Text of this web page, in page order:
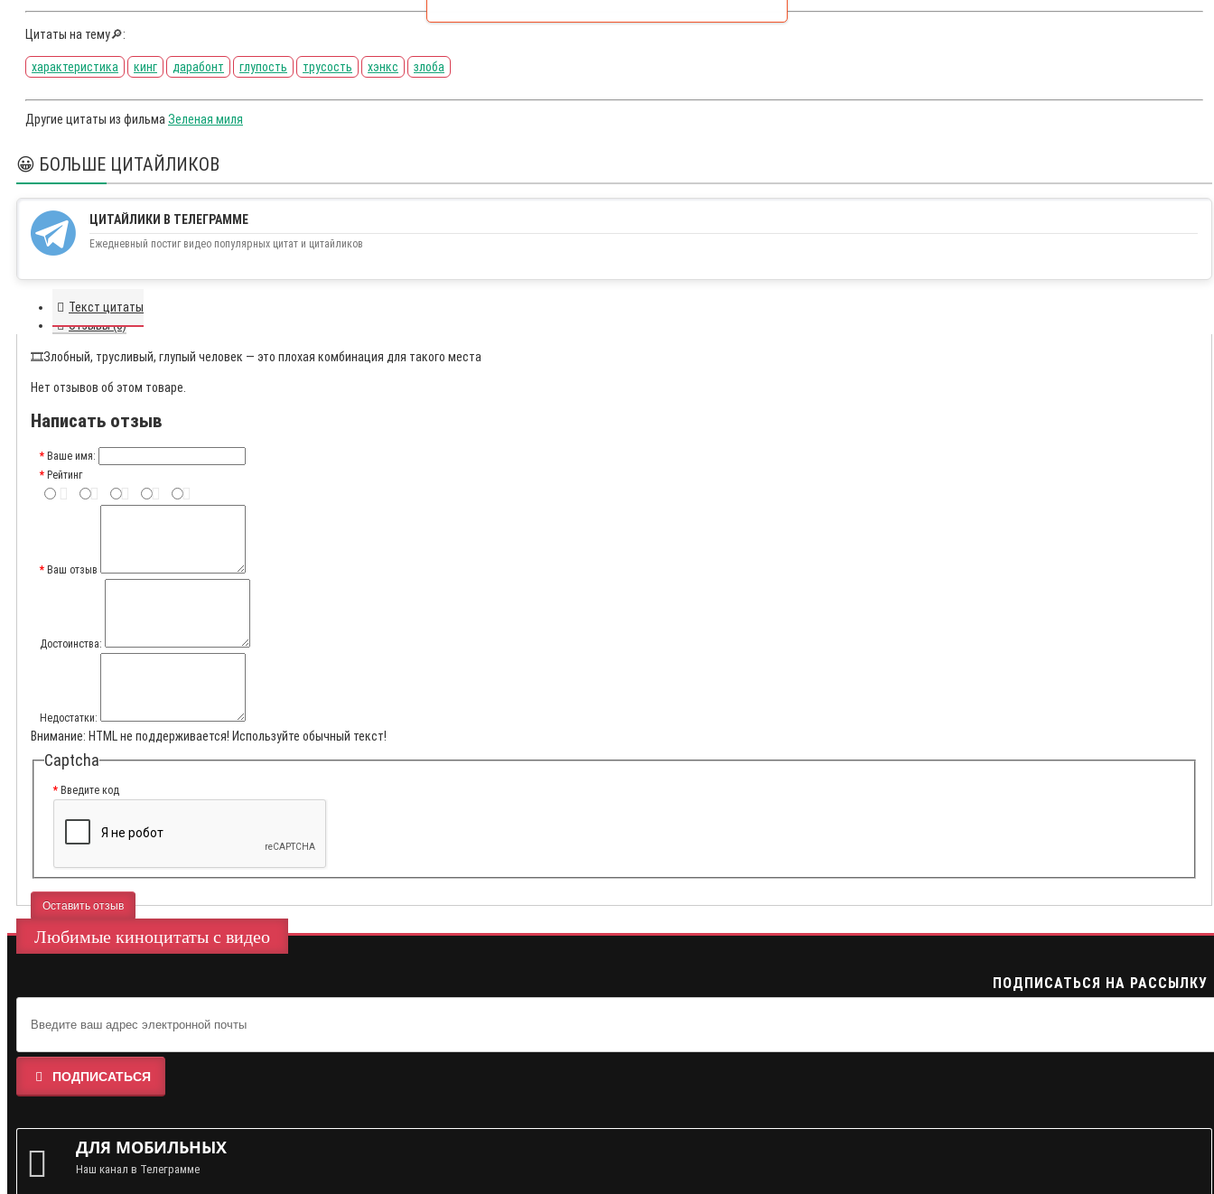
Цитаты на тему🔎:
характеристика кинг дарабонт глупость трусость хэнкс злоба
Другие цитаты из фильма Зеленая миля
😀 БОЛЬШЕ ЦИТАЙЛИКОВ
ЦИТАЙЛИКИ В ТЕЛЕГРАММЕ
Ежедневный постиг видео популярных цитат и цитайликов
Текст цитаты
Отзывы (0)
🎞️Злобный, трусливый, глупый человек — это плохая комбинация для такого места
Нет отзывов об этом товаре.
Написать отзыв
Ваше имя:
Рейтинг
Ваш отзыв
Достоинства:
Недостатки:
Внимание: HTML не поддерживается! Используйте обычный текст!
Captcha
Введите код
Оставить отзыв
Любимые киноцитаты с видео
ПОДПИСАТЬСЯ НА РАССЫЛКУ
ПОДПИСАТЬСЯ
ДЛЯ МОБИЛЬНЫХ
Наш канал в Телеграмме